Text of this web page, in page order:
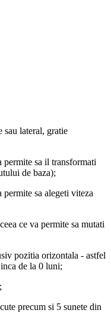
sau lateral, gratie
permite sa il transformati
de baza);
permite sa alegeti viteza
ce va permite sa mutati
pozitia orizontala - astfel
de la 0 luni;
precum si 5 sunete din